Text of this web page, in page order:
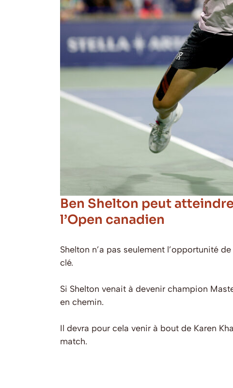
Ben Shelton peut
l’Open canadien
Shelton n’a pas seulement l’opportunité
clé.
Si Shelton venait à devenir champion
en chemin.
Il devra pour cela venir à bout de Karen
match.